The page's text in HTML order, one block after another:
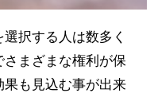
択する人は数多く
まざまな権利が保
も見込む事が出来